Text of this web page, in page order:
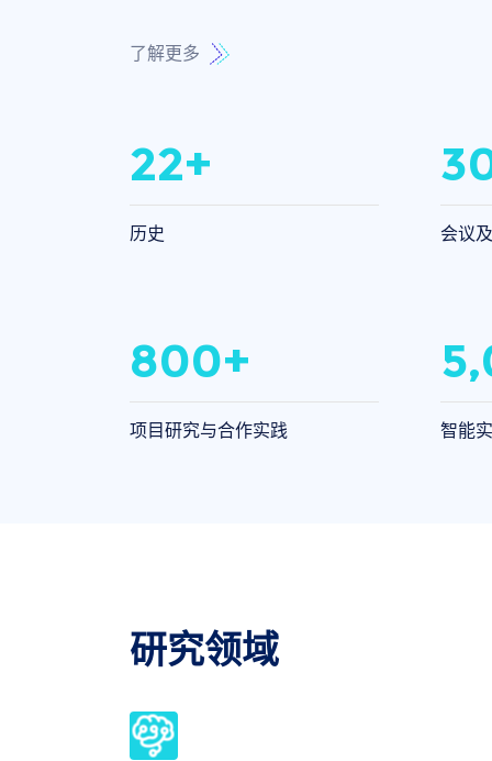
了解更多
22+
历史 会议
800+
项目研究与合作实践 智能
研究领域